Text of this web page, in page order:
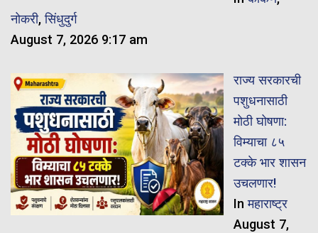
नोकरी,सिंधुदुर्ग
August 7, 2026 9:17 am
राज्य सरकारची
पशुधनासाठी
मोठी घोषणा:
विम्याचा ८५
टक्के भार शासन
उचलणार!
Inमहाराष्ट्र
August 7,